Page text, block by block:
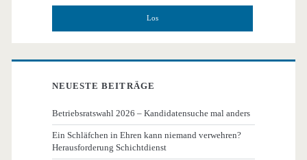
NEUESTE BEITRÄGE
Betriebsratswahl 2026 – Kandidatensuche mal anders
Ein Schläfchen in Ehren kann niemand verwehren?
Herausforderung Schichtdienst